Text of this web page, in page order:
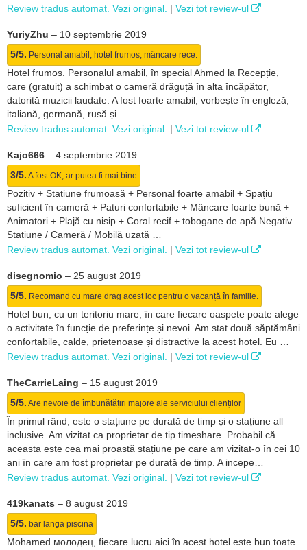
Review tradus automat. Vezi original. | Vezi tot review-ul
YuriyZhu – 10 septembrie 2019
5/5. Personal amabil, hotel frumos, mâncare rece.
Hotel frumos. Personalul amabil, în special Ahmed la Recepție,
care (gratuit) a schimbat o cameră drăguță în alta încăpător,
datorită muzicii laudate. A fost foarte amabil, vorbește în engleză,
italiană, germană, rusă și …
Review tradus automat. Vezi original. | Vezi tot review-ul
Kajo666 – 4 septembrie 2019
3/5. A fost OK, ar putea fi mai bine
Pozitiv + Stațiune frumoasă + Personal foarte amabil + Spațiu
suficient în cameră + Paturi confortabile + Mâncare foarte bună +
Animatori + Plajă cu nisip + Coral recif + tobogane de apă Negativ –
Stațiune / Cameră / Mobilă uzată …
Review tradus automat. Vezi original. | Vezi tot review-ul
disegnomio – 25 august 2019
5/5. Recomand cu mare drag acest loc pentru o vacanță în familie.
Hotel bun, cu un teritoriu mare, în care fiecare oaspete poate alege
o activitate în funcție de preferințe și nevoi. Am stat două săptămâni
confortabile, calde, prietenoase și distractive la acest hotel. Eu …
Review tradus automat. Vezi original. | Vezi tot review-ul
TheCarrieLaing – 15 august 2019
5/5. Are nevoie de îmbunătățiri majore ale serviciului clienților
În primul rând, este o stațiune pe durată de timp și o stațiune all
inclusive. Am vizitat ca proprietar de tip timeshare. Probabil că
aceasta este cea mai proastă stațiune pe care am vizitat-o în cei 10
ani în care am fost proprietar pe durată de timp. A incepe…
Review tradus automat. Vezi original. | Vezi tot review-ul
419kanats – 8 august 2019
5/5. bar langa piscina
Mohamed молодец, fiecare lucru aici în acest hotel este bun toate